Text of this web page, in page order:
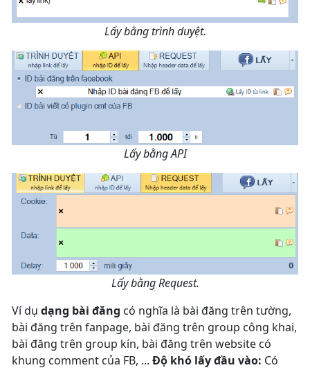
Lấy bằng trình duyệt.
Lấy bằng API
Lấy bằng Request.
Ví dụ dạng bài đăng có nghĩa là bài đăng trên tường,
bài đăng trên fanpage, bài đăng trên group công khai,
bài đăng trên group kín, bài đăng trên website có
khung comment của FB, ... Độ khó lấy đầu vào: Có